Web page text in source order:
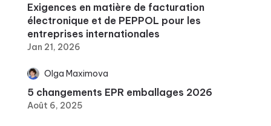
Exigences en matière de facturation
électronique et de PEPPOL pour les
entreprises internationales
Jan 21, 2026
Olga Maximova
5 changements EPR emballages 2026
Août 6, 2025